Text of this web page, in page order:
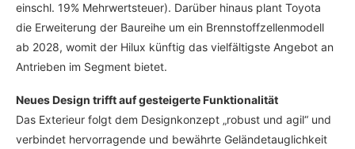
einschl. 19% Mehrwertsteuer). Darüber hinaus plant Toyota
die Erweiterung der Baureihe um ein Brennstoffzellenmodell
ab 2028, womit der Hilux künftig das vielfältigste Angebot an
Antrieben im Segment bietet.
Neues Design trifft auf gesteigerte Funktionalität
Das Exterieur folgt dem Designkonzept „robust und agil“ und
verbindet hervorragende und bewährte Geländetauglichkeit